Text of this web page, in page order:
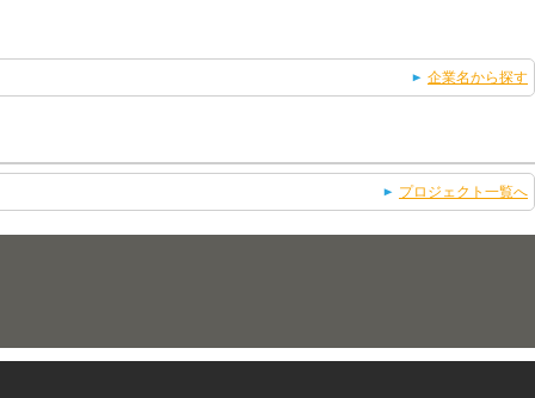
企業名から探す
プロジェクト一覧へ